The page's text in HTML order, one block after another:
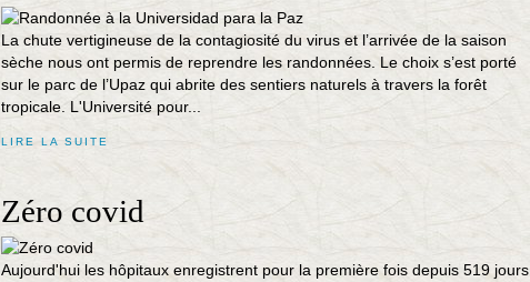
La chute vertigineuse de la contagiosité du virus et l’arrivée de la saison
sèche nous ont permis de reprendre les randonnées. Le choix s’est porté
sur le parc de l’Upaz qui abrite des sentiers naturels à travers la forêt
tropicale. L'Université pour...
LIRE LA SUITE
Zéro covid
Aujourd'hui les hôpitaux enregistrent pour la première fois depuis 519 jours